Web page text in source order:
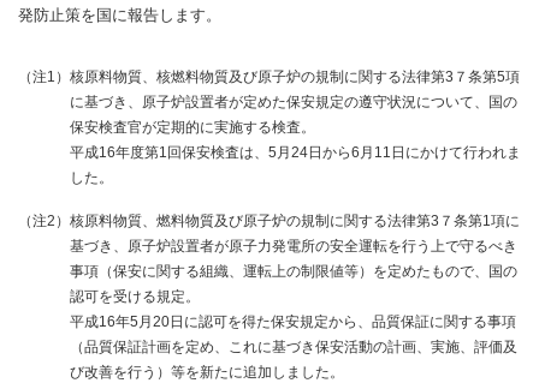
発防止策を国に報告します。
（注1） 核原料物質、核燃料物質及び原子炉の規制に関する法律第3７条第5項
に基づき、原子炉設置者が定めた保安規定の遵守状況について、国の
保安検査官が定期的に実施する検査。
平成16年度第1回保安検査は、5月24日から6月11日にかけて行われま
した。
（注2） 核原料物質、燃料物質及び原子炉の規制に関する法律第3７条第1項に
基づき、原子炉設置者が原子力発電所の安全運転を行う上で守るべき
事項（保安に関する組織、運転上の制限値等）を定めたもので、国の
認可を受ける規定。
平成16年5月20日に認可を得た保安規定から、品質保証に関する事項
（品質保証計画を定め、これに基づき保安活動の計画、実施、評価及
び改善を行う）等を新たに追加しました。